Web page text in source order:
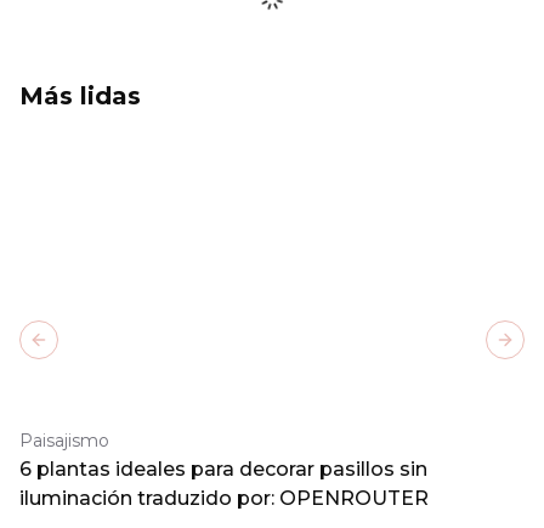
Más lidas
Paisajismo
6 plantas ideales para decorar pasillos sin
iluminación traduzido por: OPENROUTER
Previous slide